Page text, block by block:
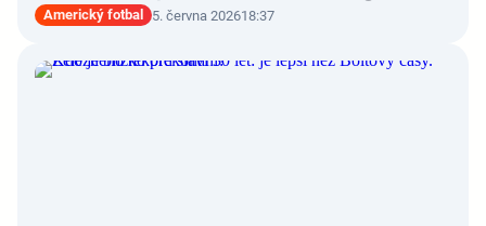
Americký fotbal 5. června 202618:37